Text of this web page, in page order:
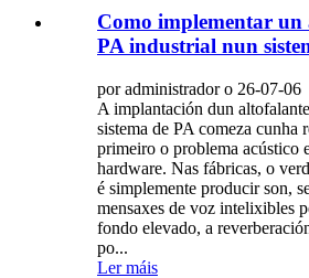
Como implementar un
PA industrial nun
por administrador o 26-07-06
A implantación dun
sistema de PA comeza cunha
primeiro o problema acústico
hardware. Nas fábricas, o
é simplemente producir son,
mensaxes de voz intelixibles
fondo elevado, a
po...
Ler máis